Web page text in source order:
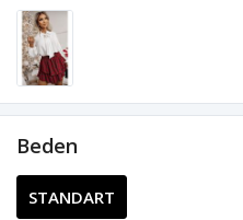
Beden
STANDART